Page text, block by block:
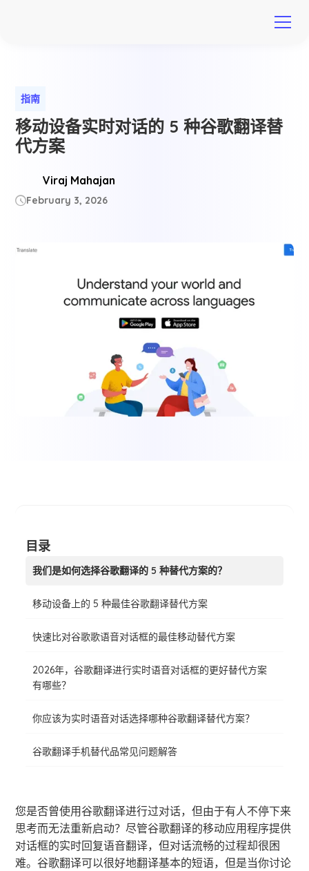
指南
移动设备实时对话的 5 种谷歌翻译替
代方案
Viraj Mahajan
February 3, 2026
目录
我们是如何选择谷歌翻译的 5 种替代方案的？
移动设备上的 5 种最佳谷歌翻译替代方案
快速比对谷歌歌语音对话框的最佳移动替代方案
2026年，谷歌翻译进行实时语音对话框的更好替代方案
有哪些？
你应该为实时语音对话选择哪种谷歌翻译替代方案？
谷歌翻译手机替代品常见问题解答
您是否曾使用谷歌翻译进行过对话，但由于有人不停下来
思考而无法重新启动？尽管谷歌翻译的移动应用程序提供
对话框的实时回复语音翻译，但对话流畅的过程却很困
难。谷歌翻译可以很好地翻译基本的短语，但是当你讨论